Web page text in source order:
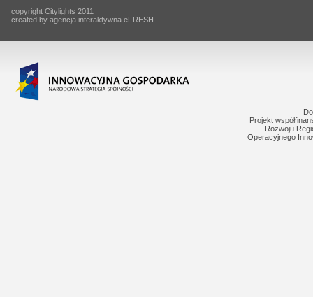
copyright Citylights 2011
created by agencja interaktywna eFRESH
Projekt
Rozwoju
Operacyjnego